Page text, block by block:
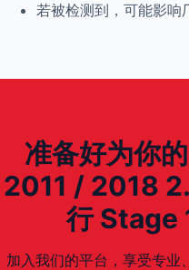
若被检测到，可能影响
准备好为你
2011 / 2018
行 Stage
加入我们的平台，享受专